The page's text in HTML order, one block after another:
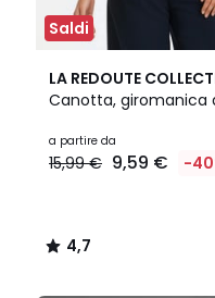
Saldi
LA REDOUTE
Canotta, giromanica
a partire da
15,99 € 9,59 € -
4,7
/ 5
2
Colori
4,7
/